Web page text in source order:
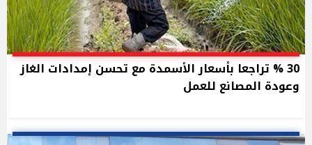
30 % تراجعا بأسعار الأسمدة مع تحسن إمدادات الغاز
وعودة المصانع للعمل